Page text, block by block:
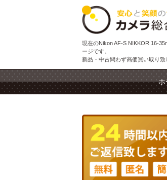
現在のNikon AF-S NIKKOR 16-
ージです。
新品・中古問わず高価買い取り致
ホ